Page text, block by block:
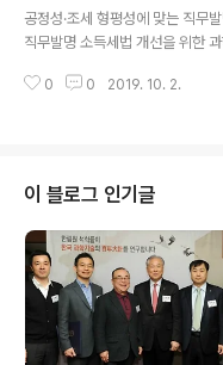
명 시대 농·식업 혁신정책 방향에
림원의 목소리 제81호’를 공표했
자동화에 의한 생산성 향상에 초점
공정성·조세 형평성에 맞는 직무
직무발명 소득세법 개선을 위한
구자의 발명의욕을 저하시키고 있
자’라는 제목으로 ‘한림원의 목소
이번 한림원의 목소리에서는 직무
으로 규정해 종합과세하고 있는 현
지적하고 △공평과세 △고용관
세 한도 △소득세법 개정 등의 측
했다. 세부사항으로는 △근무지속
득세로 과세 △..
0 0 2019. 10. 2.
이 블로그 인기글